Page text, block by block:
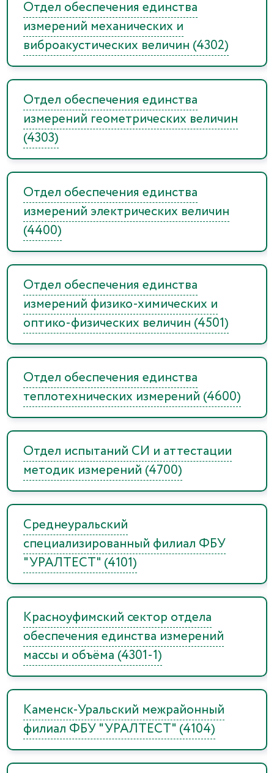
Отдел обеспечения единства
измерений механических и
виброакустических величин (4302)
Отдел обеспечения единства
измерений геометрических величин
(4303)
Отдел обеспечения единства
измерений электрических величин
(4400)
Отдел обеспечения единства
измерений физико-химических и
оптико-физических величин (4501)
Отдел обеспечения единства
теплотехнических измерений (4600)
Отдел испытаний СИ и аттестации
методик измерений (4700)
Среднеуральский
специализированный филиал ФБУ
"УРАЛТЕСТ" (4101)
Красноуфимский сектор отдела
обеспечения единства измерений
массы и объёма (4301-1)
Каменск-Уральский межрайонный
филиал ФБУ "УРАЛТЕСТ" (4104)